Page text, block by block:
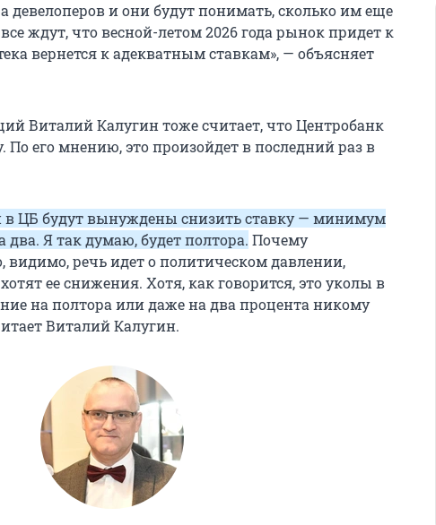
девелоперов и они будут понимать, сколько им еще
ждут, что весной-летом 2026 года рынок придет к
вернется к адекватным ставкам», — объясняет
Виталий Калугин тоже считает, что Центробанк
По его мнению, это произойдет в последний раз в
в ЦБ будут вынуждены снизить ставку — минимум
Я так думаю, будет полтора. Почему
речь идет о политическом давлении,
ее снижения. Хотя, как говорится, это уколы в
на полтора или даже на два процента никому
Виталий Калугин.